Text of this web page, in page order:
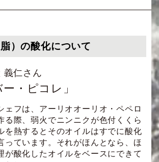
）の酸化について
義仁さん
ー・ピコレ」
ェフは、アーリオオーリオ・ペペロ
る際、弱火でニンニクが色付くくら
を熱するとそのオイルはすでに酸化
っています。それがほんとなら、ほ
が酸化したオイルをベースにできて